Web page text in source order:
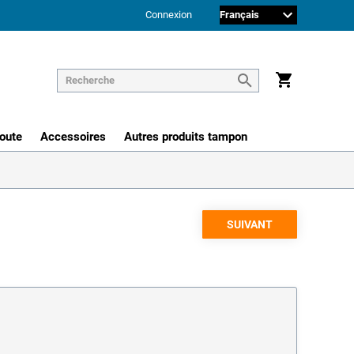
Connexion
Accessoires Autres produits tampon